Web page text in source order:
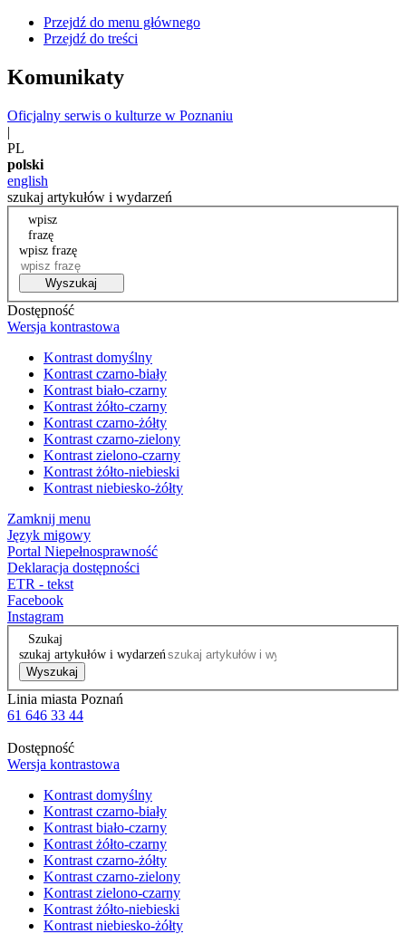
Przejdź do menu głównego
Przejdź do treści
Komunikaty
Oficjalny serwis o kulturze w Poznaniu
|
PL
polski
english
szukaj artykułów i wydarzeń
wpisz
frazę
wpisz frazę
Wyszukaj
Dostępność
Wersja kontrastowa
Kontrast domyślny
Kontrast czarno-biały
Kontrast biało-czarny
Kontrast żółto-czarny
Kontrast czarno-żółty
Kontrast czarno-zielony
Kontrast zielono-czarny
Kontrast żółto-niebieski
Kontrast niebiesko-żółty
Zamknij menu
Język migowy
Portal Niepełnosprawność
Deklaracja dostępności
ETR - tekst
Facebook
Instagram
Szukaj
szukaj artykułów i wydarzeń
Wyszukaj
Linia miasta Poznań
61 646 33 44
Dostępność
Wersja kontrastowa
Kontrast domyślny
Kontrast czarno-biały
Kontrast biało-czarny
Kontrast żółto-czarny
Kontrast czarno-żółty
Kontrast czarno-zielony
Kontrast zielono-czarny
Kontrast żółto-niebieski
Kontrast niebiesko-żółty